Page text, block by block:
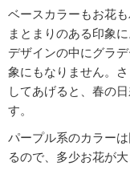
ベースカラーもお花
まとまりのある印象に
デザインの中にグラ
象にもなりません。
してあげると、春の
す。
パープル系のカラー
るので、多少お花が